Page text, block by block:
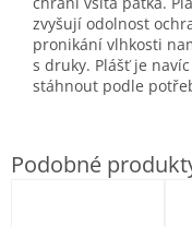
zvyšují odolnost
pronikání vlhkosti
s druky. Plášť je
stáhnout podle